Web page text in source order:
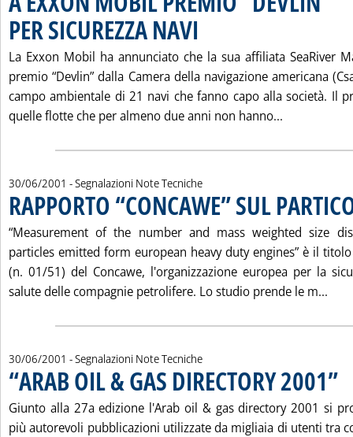
PER SICUREZZA NAVI
La Exxon Mobil ha annunciato che la sua affiliata SeaRiver
premio “Devlin” dalla Camera della navigazione americana
campo ambientale di 21 navi che fanno capo alla società. Il
quelle flotte che per almeno due anni non hanno...
30/06/2001 - Segnalazioni Note Tecniche
RAPPORTO “CONCAWE” SUL
“Measurement of the number and mass weighted size
particles emitted form european heavy duty engines” è il
(n. 01/51) del Concawe, l'organizzazione europea per la
salute delle compagnie petrolifere. Lo studio prende le m...
30/06/2001 - Segnalazioni Note Tecniche
“ARAB OIL & GAS DIRECTORY 2001”.
Giunto alla 27a edizione l'Arab oil & gas directory 2001 si
più autorevoli pubblicazioni utilizzate da migliaia di utenti tra